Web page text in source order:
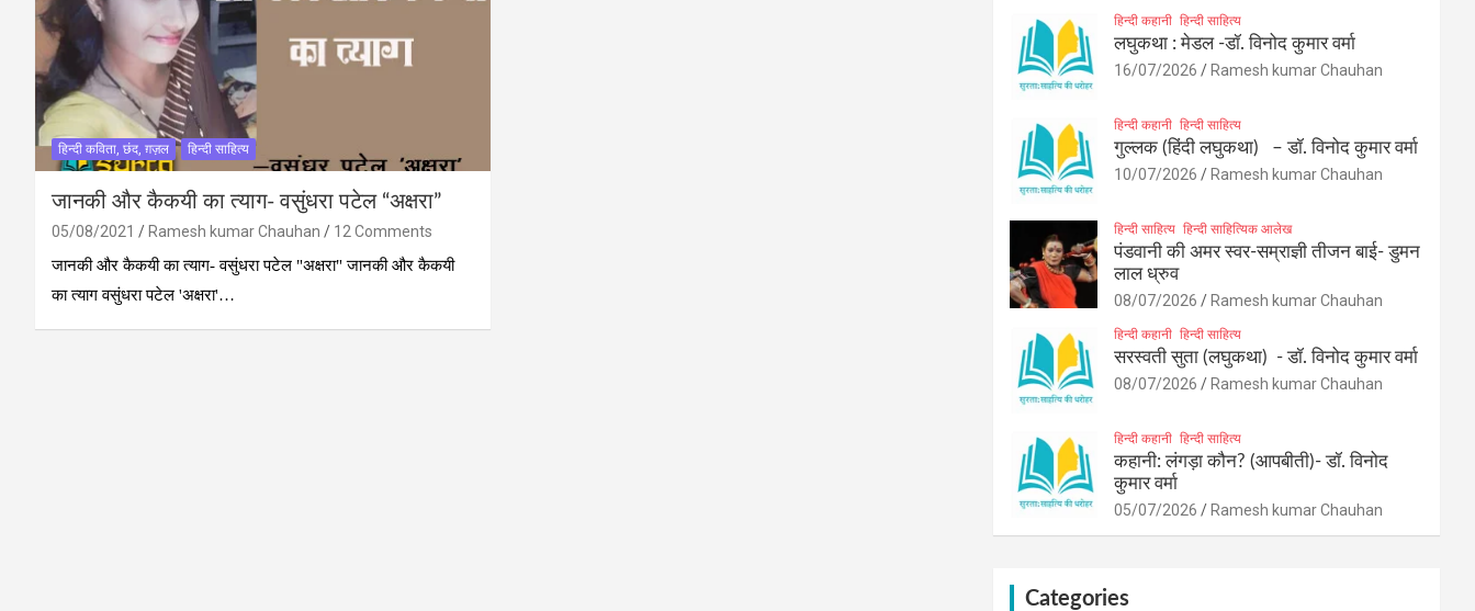
हिन्दी कविता, छंद, ग़ज़ल हिन्दी साहित्य
जानकी और कैकयी का त्‍याग- वसुंधरा पटेल “अक्षरा”
05/08/2021 Ramesh kumar Chauhan
12 Comments
जानकी और कैकयी का त्‍याग- वसुंधरा पटेल "अक्षरा" जानकी और कैकयी
का त्‍याग वसुंधरा पटेल 'अक्षरा'…
हिन्दी कहानी हिन्दी साहित्य
लघुकथा : मेडल -डॉ. विनोद कुमार वर्मा
16/07/2026 Ramesh kumar Chauhan
हिन्दी कहानी हिन्दी साहित्य
गुल्लक (हिंदी लघुकथा) – डॉ. विनोद कुमार वर्मा
10/07/2026 Ramesh kumar Chauhan
हिन्दी साहित्य हिन्दी साहित्यिक आलेख
पंडवानी की अमर स्वर-सम्राज्ञी तीजन बाई- डुमन
लाल ध्रुव
08/07/2026 Ramesh kumar Chauhan
हिन्दी कहानी हिन्दी साहित्य
सरस्वती सुता (लघुकथा) ​- डॉ. विनोद कुमार वर्मा
08/07/2026 Ramesh kumar Chauhan
हिन्दी कहानी हिन्दी साहित्य
कहानी: लंगड़ा कौन? (आपबीती)​- डॉ. विनोद
कुमार वर्मा
05/07/2026 Ramesh kumar Chauhan
Categories